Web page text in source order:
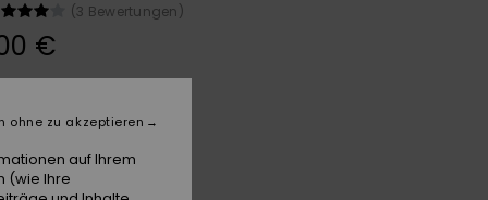
(3 Bewertungen)
€
auf Ihrem
(wie Ihre
ohne zu akzeptieren